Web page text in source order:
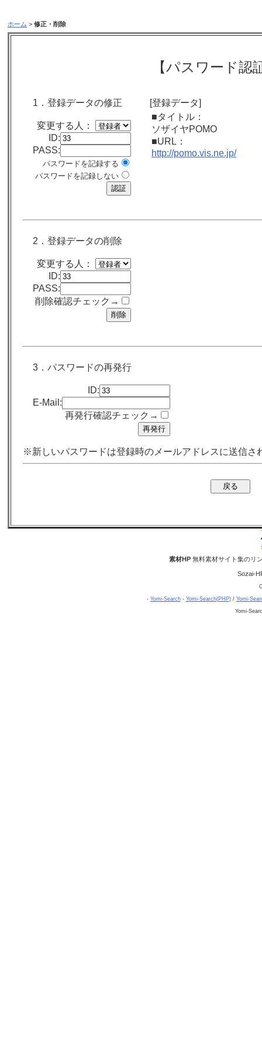
ホーム > 修正・削除
【パスワード認
1．登録データの修正
変更する人：
ID:
PASS:
パスワードを記録する
パスワードを記録しない
[登録データ]
■タイトル：
ソザイヤPOMO
■URL：
http://pomo.vis.ne.jp/
2．登録データの削除
変更する人：
ID:
PASS:
削除確認チェック→
3．パスワードの再発行
ID:
E-Mail:
再発行確認チェック→
※新しいパスワードは登録時のメールアドレスに送信さ
素材HP無料素材サイト集のリ
Sozai-
- Yomi-Search- Yomi-Search(PHP)/ Yomi-
Yomi-